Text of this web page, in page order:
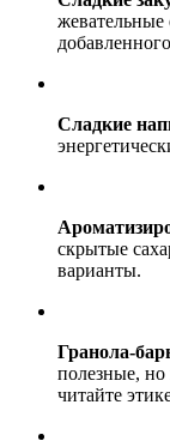
жевательные
Сладкие
скрытые
варианты.
Гранола-
полезные, но
читайте